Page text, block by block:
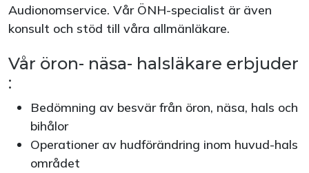
Audionomservice. Vår ÖNH-specialist är även
konsult och stöd till våra allmänläkare.
Vår öron- näsa- halsläkare erbjuder
:
Bedömning av besvär från öron, näsa, hals och
bihålor
Operationer av hudförändring inom huvud-hals
området